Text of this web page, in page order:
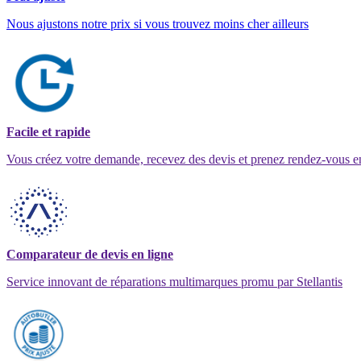
Nous ajustons notre prix si vous trouvez moins cher ailleurs
Facile et rapide
Vous créez votre demande, recevez des devis et prenez rendez-vous
Comparateur de devis en ligne
Service innovant de réparations multimarques promu par Stellantis